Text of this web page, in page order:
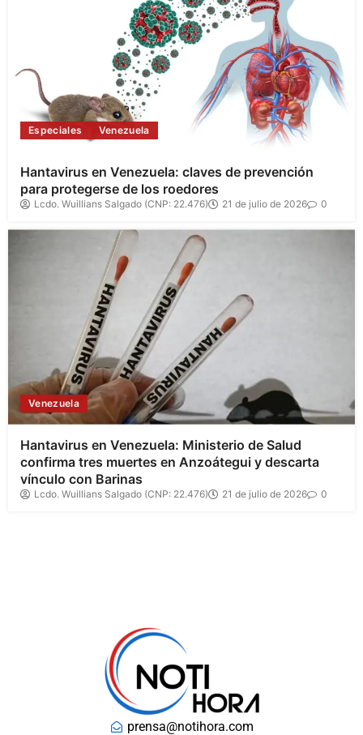
Especiales Venezuela
Hantavirus en Venezuela: claves de prevención
para protegerse de los roedores
Lcdo. Wuillians Salgado (CNP: 22.476) 21 de julio de 2026 0
Venezuela
Hantavirus en Venezuela: Ministerio de Salud
confirma tres muertes en Anzoátegui y descarta
vínculo con Barinas
Lcdo. Wuillians Salgado (CNP: 22.476) 21 de julio de 2026 0
prensa@notihora.com